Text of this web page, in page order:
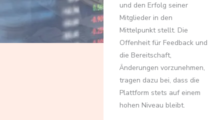
und den Erfolg seiner
Mitglieder in den
Mittelpunkt stellt. Die
Offenheit für Feedback und
die Bereitschaft,
Änderungen vorzunehmen,
tragen dazu bei, dass die
Plattform stets auf einem
hohen Niveau bleibt.